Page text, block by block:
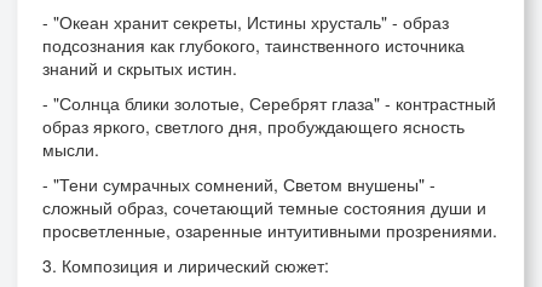
- "Океан хранит секреты, Истины хрусталь" - образ
подсознания как глубокого, таинственного источника
знаний и скрытых истин.
- "Солнца блики золотые, Серебрят глаза" - контрастный
образ яркого, светлого дня, пробуждающего ясность
мысли.
- "Тени сумрачных сомнений, Светом внушены" -
сложный образ, сочетающий темные состояния души и
просветленные, озаренные интуитивными прозрениями.
3. Композиция и лирический сюжет: